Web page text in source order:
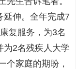
伸。全年完成7
复服务，为3名
为2名残疾人大学
个家庭的期盼，